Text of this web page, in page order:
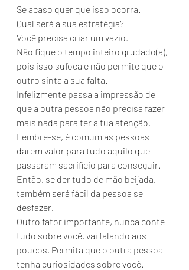
Se acaso quer que isso ocorra.
Qual será a sua estratégia?
Você precisa criar um vazio.
Não fique o tempo inteiro grudado(a),
pois isso sufoca e não permite que o
outro sinta a sua falta.
Infelizmente passa a impressão de
que a outra pessoa não precisa fazer
mais nada para ter a tua atenção.
Lembre-se, é comum as pessoas
darem valor para tudo aquilo que
passaram sacrifício para conseguir.
Então, se der tudo de mão beijada,
também será fácil da pessoa se
desfazer.
Outro fator importante, nunca conte
tudo sobre você, vai falando aos
poucos. Permita que o outra pessoa
tenha curiosidades sobre você.